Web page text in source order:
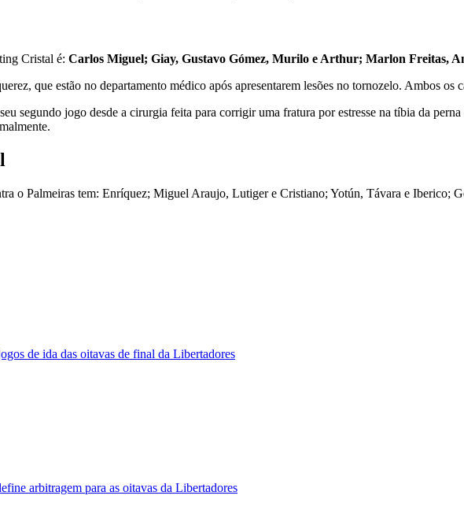
Cristal é: Carlos Miguel; Giay, Gustavo Gómez, Murilo e Arthur; Marlon Freitas,
que estão no departamento médico após apresentarem lesões no tornozelo. Ambos os
segundo jogo desde a cirurgia feita para corrigir uma fratura por estresse na tíbia da
o Palmeiras tem: Enríquez; Miguel Araujo, Lutiger e Cristiano; Yotún, Távara e Iberico;
de ida das oitavas de final da Libertadores
arbitragem para as oitavas da Libertadores